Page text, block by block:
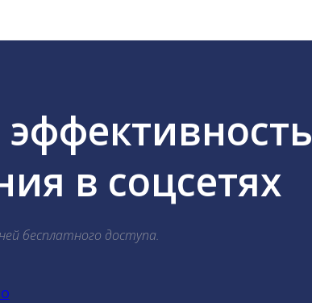
в соцсетях
бесплатного доступа.